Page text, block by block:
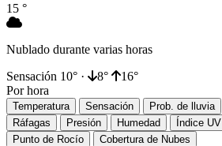
15 °
Nublado durante varias horas
Sensación 10° · 8°
16°
Por hora
Temperatura Sensación Prob. de lluvia
Ráfagas
Presión Humedad Índice UV
Punto de Rocío
Cobertura de Nubes